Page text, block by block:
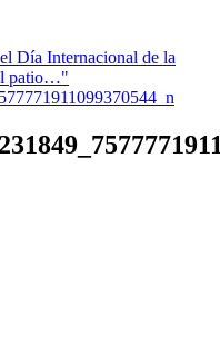
Día Internacional de la
patio…"